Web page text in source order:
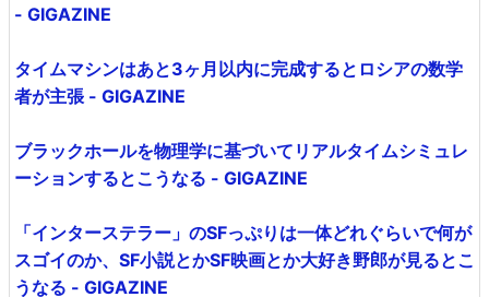
- GIGAZINE
タイムマシンはあと3ヶ月以内に完成するとロシアの数学
者が主張 - GIGAZINE
ブラックホールを物理学に基づいてリアルタイムシミュレ
ーションするとこうなる - GIGAZINE
「インターステラー」のSFっぷりは一体どれぐらいで何が
スゴイのか、SF小説とかSF映画とか大好き野郎が見るとこ
うなる - GIGAZINE